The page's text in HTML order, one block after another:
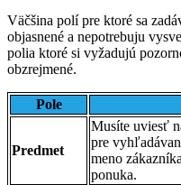
Väčšina polí pre ktoré sa
objasnené a nepotrebuju
polia ktoré si vyžadujú
obzrejmené.
Pole
Predmet
Musíte uviesť
pre
meno
ponuka.